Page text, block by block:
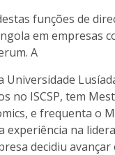
funções de
em empresas
A
Universidade
no ISCSP, tem
e frequenta o
experiência na
decidiu avançar